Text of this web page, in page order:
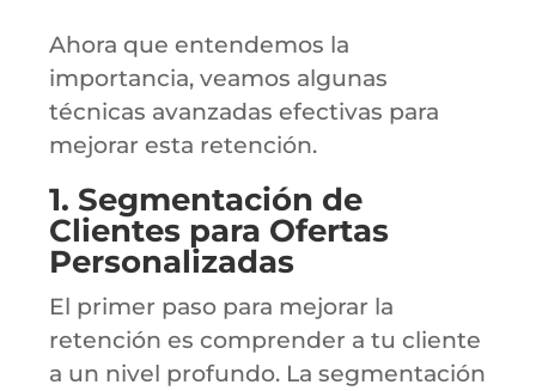
Ahora que entendemos la
importancia, veamos algunas
técnicas avanzadas efectivas para
mejorar esta retención.
1. Segmentación de
Clientes para Ofertas
Personalizadas
El primer paso para mejorar la
retención es comprender a tu cliente
a un nivel profundo. La segmentación